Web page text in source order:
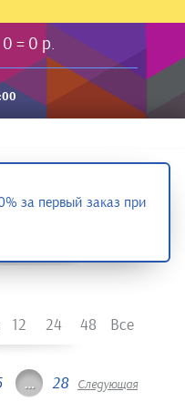
0 = 0 р.
12 24 48 Все
… 28 Следующая
за первый заказ при